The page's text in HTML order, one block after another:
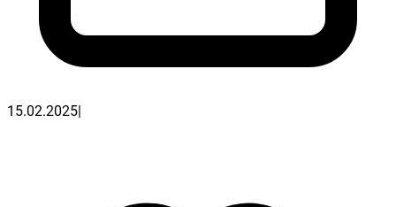
15.02.2025|